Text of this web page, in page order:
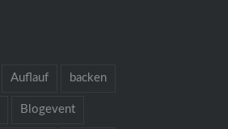
Auflauf backen
Blogevent